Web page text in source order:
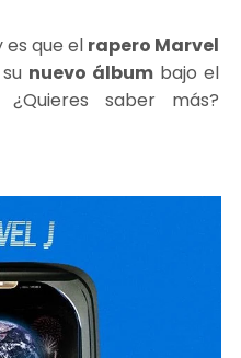
es que el rapero Marvel
nuevo álbum bajo el
¿Quieres saber más?